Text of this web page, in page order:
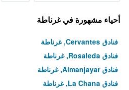
أحياء مشهورة في غرناطة
فنادق Cervantes, غرناطة
فنادق Rosaleda, غرناطة
فنادق Almanjayar, غرناطة
فنادق La Chana, غرناطة